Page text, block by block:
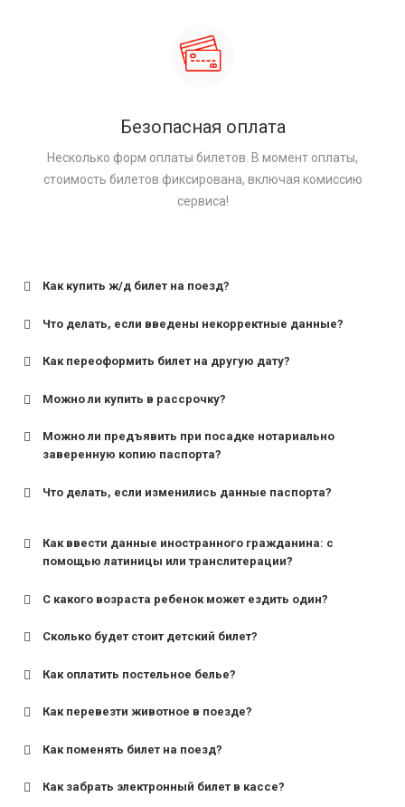
Безопасная оплата
Несколько форм оплаты билетов. В момент оплаты,
стоимость билетов фиксирована, включая комиссию
сервиса!
Как купить ж/д билет на поезд?
Что делать, если введены некорректные данные?
Как переоформить билет на другую дату?
Можно ли купить в рассрочку?
Можно ли предъявить при посадке нотариально
заверенную копию паспорта?
Что делать, если изменились данные паспорта?
Как ввести данные иностранного гражданина: с
помощью латиницы или транслитерации?
С какого возраста ребенок может ездить один?
для поездов дальнего следования — от 10 лет и
для пригородных поездов — от 7 лет.
Сколько будет стоит детский билет?
Как оплатить постельное белье?
Как перевезти животное в поезде?
Как поменять билет на поезд?
Как забрать электронный билет в кассе?